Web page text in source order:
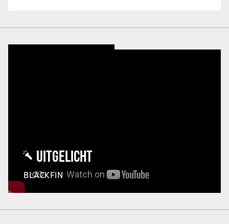
UITGELICHT
BLACKFIN